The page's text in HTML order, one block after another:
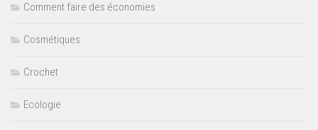
Comment faire des économies
Cosmétiques
Crochet
Ecologie